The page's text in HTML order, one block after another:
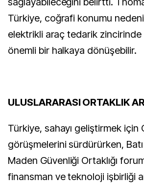
Türkiye, coğrafi konumu
elektrikli araç tedarik
önemli bir halkaya dönüşebilir.
ULUSLARARASI ORTAKLIK
Türkiye, sahayı geliştirmek için
görüşmelerini sürdürürken,
Maden Güvenliği Ortaklığı
finansman ve teknoloji işbirliği